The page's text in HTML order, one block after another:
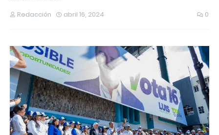
Redacción abril 16, 2024 0